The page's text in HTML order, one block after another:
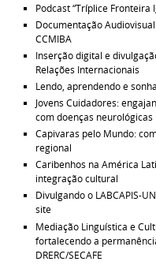
Podcast “Tríplice Fronteira
Documentação
CCMIBA
Inserção digital e
Relações Internacionais
Lendo, aprendendo e
Jovens Cuidadores:
com doenças neurológicas
Capivaras pelo Mundo:
regional
Caribenhos na América
integração cultural
Divulgando o LABCAPIS-
site
Mediação Linguística e
fortalecendo a
DRERC/SECAFE